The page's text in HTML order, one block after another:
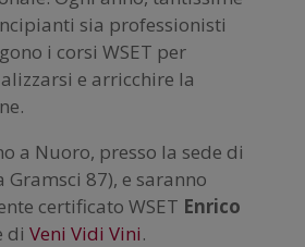
sia professionisti
i corsi WSET per
e arricchire la
a Nuoro, presso la sede di
Gramsci 87), e saranno
certificato WSET Enrico
di Veni Vidi Vini.